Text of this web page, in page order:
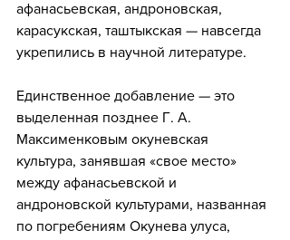
афанасьевская, андроновская,
карасукская, таштыкская — навсегда
укрепились в научной литературе.
Единственное добавление — это
выделенная позднее Г. А.
Максименковым окуневская
культура, занявшая «свое место»
между афанасьевской и
андроновской культурами, названная
по погребениям Окунева улуса,